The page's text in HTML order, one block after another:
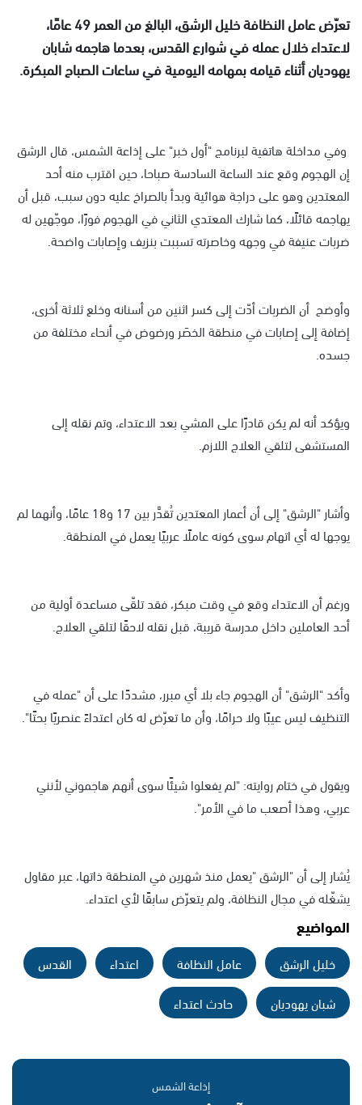
تعرّض عامل النظافة خليل الرشق، البالغ من العمر 49 عامًا،
لاعتداء خلال عمله في شوارع القدس، بعدما هاجمه شابان
يهوديان أثناء قيامه بمهامه اليومية في ساعات الصباح المبكرة.
وفي مداخلة هاتفية لبرنامج "أول خبر" على إذاعة الشمس، قال الرشق
إن الهجوم وقع عند الساعة السادسة صباحا، حين اقترب منه أحد
المعتدين وهو على دراجة هوائية وبدأ بالصراخ عليه دون سبب، قبل أن
يهاجمه قائلًا، كما شارك المعتدي الثاني في الهجوم فورًا، موجّهين له
ضربات عنيفة في وجهه وخاصرته تسببت بنزيف وإصابات واضحة.
وأوضح أن الضربات أدّت إلى كسر اثنين من أسنانه وخلع ثلاثة أخرى،
إضافة إلى إصابات في منطقة الخصَر ورضوض في أنحاء مختلفة من
جسده.
ويؤكد أنه لم يكن قادرًا على المشي بعد الاعتداء، وتم نقله إلى
المستشفى لتلقي العلاج اللازم.
وأشار "الرشق" إلى أن أعمار المعتدين تُقدَّر بين 17 و18 عامًا، وأنهما لم
يوجها له أي اتهام سوى كونه عاملًا عربيًا يعمل في المنطقة.
ورغم أن الاعتداء وقع في وقت مبكر، فقد تلقّى مساعدة أولية من
أحد العاملين داخل مدرسة قريبة، قبل نقله لاحقًا لتلقي العلاج.
وأكد "الرشق" أن الهجوم جاء بلا أي مبرر، مشددًا على أن "عمله في
التنظيف ليس عيبًا ولا حرامًا، وأن ما تعرّض له كان اعتداءً عنصريًا بحتًا".
ويقول في ختام روايته: "لم يفعلوا شيئًا سوى أنهم هاجموني لأنني
عربي، وهذا أصعب ما في الأمر".
يُشار إلى أن "الرشق "يعمل منذ شهرين في المنطقة ذاتها، عبر مقاول
يشغّله في مجال النظافة، ولم يتعرّض سابقًا لأي اعتداء.
المواضيع
خليل الرشق عامل النظافة اعتداء
القدس
شبان يهوديان
حادث اعتداء
إذاعة الشمس